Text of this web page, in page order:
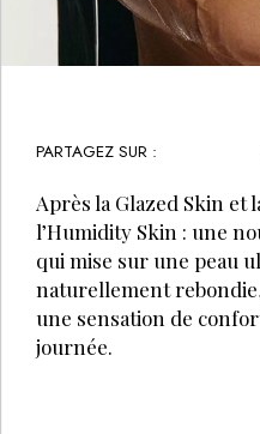
PARTAGEZ SUR :
Après la Glazed Skin et
l’Humidity Skin : une
qui mise sur une peau
naturellement
une sensation de
journée.